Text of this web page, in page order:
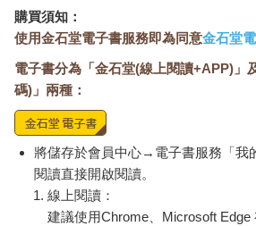
購買須知：
使用金石堂電子書服務即為同意金石堂
電子書分為「金石堂(線上閱讀+APP)」
碼)」兩種：
將儲存於會員中心→電子書服務「我
閱讀直接開啟閱讀。
線上閱讀：
建議使用Chrome、Microsoft Edge